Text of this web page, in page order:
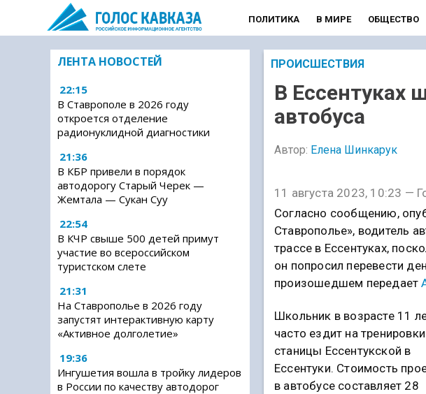
ПОЛИТИКА В МИРЕ ОБЩЕСТВО
ЛЕНТА НОВОСТЕЙ
22:15
В Ставрополе в 2026 году
откроется отделение
радионуклидной диагностики
21:36
В КБР привели в порядок
автодорогу Старый Черек —
Жемтала — Сукан Суу
22:54
В КЧР свыше 500 детей примут
участие во всероссийском
туристском слете
21:31
На Ставрополье в 2026 году
запустят интерактивную карту
«Активное долголетие»
19:36
Ингушетия вошла в тройку лидеров
в России по качеству автодорог
ПРОИСШЕСТВИЯ
В Ессентуках
автобуса
Автор: Елена Шинкарук
11 августа 2023, 10:23 —
Согласно сообщению,
Ставрополье», водитель
трассе в Ессентуках,
он попросил перевести
произошедшем передает
Школьник в возрасте 11
часто ездит на
станицы Ессентукской в
Ессентуки. Стоимость
в автобусе составляет 28